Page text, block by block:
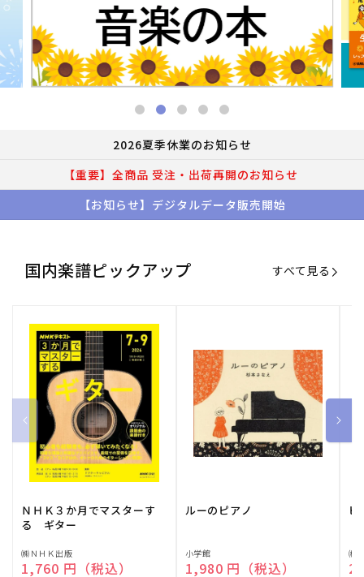
2026夏季休業のお知らせ
【重要】全商品 受注・出荷再開のお知らせ
【お知らせ】デジタルデータ販売開始
国内楽譜ピックアップ すべて見る
ＮＨＫ３か月でマスターす
る ギター
販
売
㈱ＮＨＫ出版
通常価格
1,760 円（税込）
ルーのピアノ
販
売
小学館
通常価格
1,980 円（税込）
ピ
販
売
㈱